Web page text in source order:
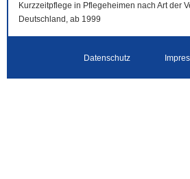
Kurzzeitpflege in Pflegeheimen nach Art der
Deutschland, ab 1999
Datenschutz